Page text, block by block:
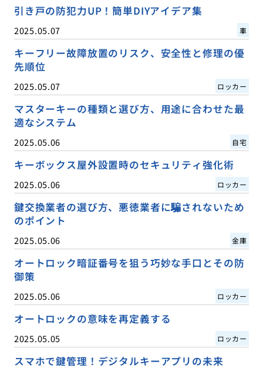
引き戸の防犯力UP！簡単DIYアイデア集
2025.05.07 車
キーフリー故障放置のリスク、安全性と修理の優
先順位
2025.05.07 ロッカー
マスターキーの種類と選び方、用途に合わせた最
適なシステム
2025.05.06 自宅
キーボックス屋外設置時のセキュリティ強化術
2025.05.06 ロッカー
鍵交換業者の選び方、悪徳業者に騙されないため
のポイント
2025.05.06 金庫
オートロック暗証番号を狙う巧妙な手口とその防
御策
2025.05.06 ロッカー
オートロックの意味を再定義する
2025.05.05 ロッカー
スマホで鍵管理！デジタルキーアプリの未来